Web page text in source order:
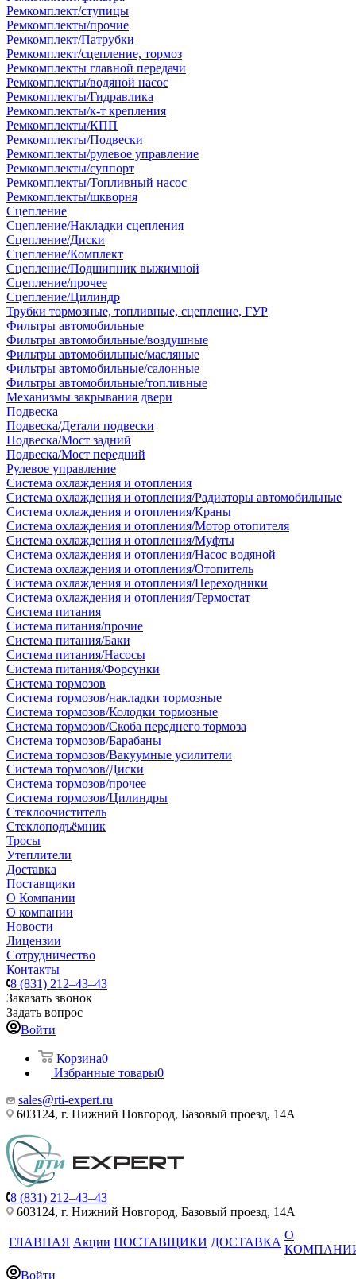
Ремкомплект/ступицы
Ремкомплекты/прочие
Ремкомплект/Патрубки
Ремкомплект/сцепление, тормоз
Ремкомплекты главной передачи
Ремкомплекты/водяной насос
Ремкомплекты/Гидравлика
Ремкомплекты/к-т крепления
Ремкомплекты/КПП
Ремкомплекты/Подвески
Ремкомплекты/рулевое управление
Ремкомплекты/суппорт
Ремкомплекты/Топливный насос
Ремкомплекты/шкворня
Сцепление
Сцепление/Накладки сцепления
Сцепление/Диски
Сцепление/Комплект
Сцепление/Подшипник выжимной
Сцепление/прочее
Сцепление/Цилиндр
Трубки тормозные, топливные, сцепление, ГУР
Фильтры автомобильные
Фильтры автомобильные/воздушные
Фильтры автомобильные/масляные
Фильтры автомобильные/салонные
Фильтры автомобильные/топливные
Механизмы закрывания двери
Подвеска
Подвеска/Детали подвески
Подвеска/Мост задний
Подвеска/Мост передний
Рулевое управление
Система охлаждения и отопления
Система охлаждения и отопления/Радиаторы автомобильные
Система охлаждения и отопления/Краны
Система охлаждения и отопления/Мотор отопителя
Система охлаждения и отопления/Муфты
Система охлаждения и отопления/Насос водяной
Система охлаждения и отопления/Отопитель
Система охлаждения и отопления/Переходники
Система охлаждения и отопления/Термостат
Система питания
Система питания/прочие
Система питания/Баки
Система питания/Насосы
Система питания/Форсунки
Система тормозов
Система тормозов/накладки тормозные
Система тормозов/Колодки тормозные
Система тормозов/Скоба переднего тормоза
Система тормозов/Барабаны
Система тормозов/Вакуумные усилители
Система тормозов/Диски
Система тормозов/прочее
Система тормозов/Цилиндры
Стеклоочиститель
Стеклоподъёмник
Тросы
Утеплители
Доставка
Поставщики
О Компании
О компании
Новости
Лицензии
Сотрудничество
Контакты
8 (831) 212–43–43
Заказать звонок
Задать вопрос
Войти
Корзина0
Избранные товары0
sales@rti-expert.ru
603124, г. Нижний Новгород, Базовый проезд, 14А
8 (831) 212–43–43
603124, г. Нижний Новгород, Базовый проезд, 14А
ГЛАВНАЯ Акции ПОСТАВЩИКИ ДОСТАВКА
О
Войти